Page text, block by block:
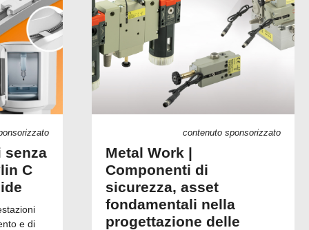
senza
C
e di
contenuto sponsorizzato
Metal Work |
Componenti di
sicurezza, asset
fondamentali nella
progettazione delle